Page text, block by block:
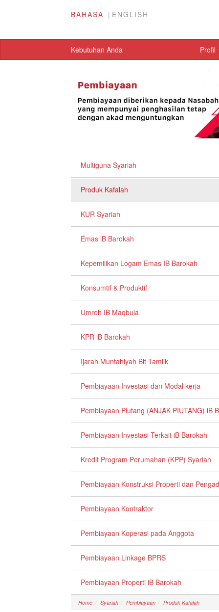
BAHASA ENGLISH
Kebutuhan Anda Profil
Multiguna Syariah
Produk Kafalah
KUR Syariah
Emas iB Barokah
Kepemilikan Logam Emas IB Barokah
Konsumtif & Produktif
Umroh IB Maqbula
KPR iB Barokah
Ijarah Muntahiyah Bit Tamlik
Pembiayaan Investasi dan Modal kerja
Pembiayaan Piutang (ANJAK PIUTANG) iB
Pembiayaan Investasi Terkait iB Barokah
Kredit Program Perumahan (KPP) Syariah
Pembiayaan Konstruksi Properti dan
Pembiayaan Kontraktor
Pembiayaan Koperasi pada Anggota
Pembiayaan Linkage BPRS
Pembiayaan Properti iB Barokah
Home Syariah Pembiayaan Produk Kafalah